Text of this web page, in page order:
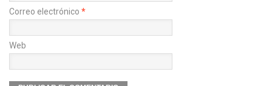
Correo electrónico *
Web